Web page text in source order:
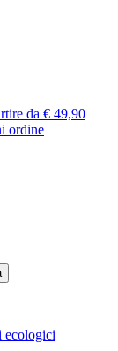
da € 49,90
ordine
ecologici